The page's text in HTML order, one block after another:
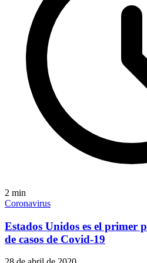
2 min
Coronavirus
Estados Unidos es el primer
de casos de Covid-19